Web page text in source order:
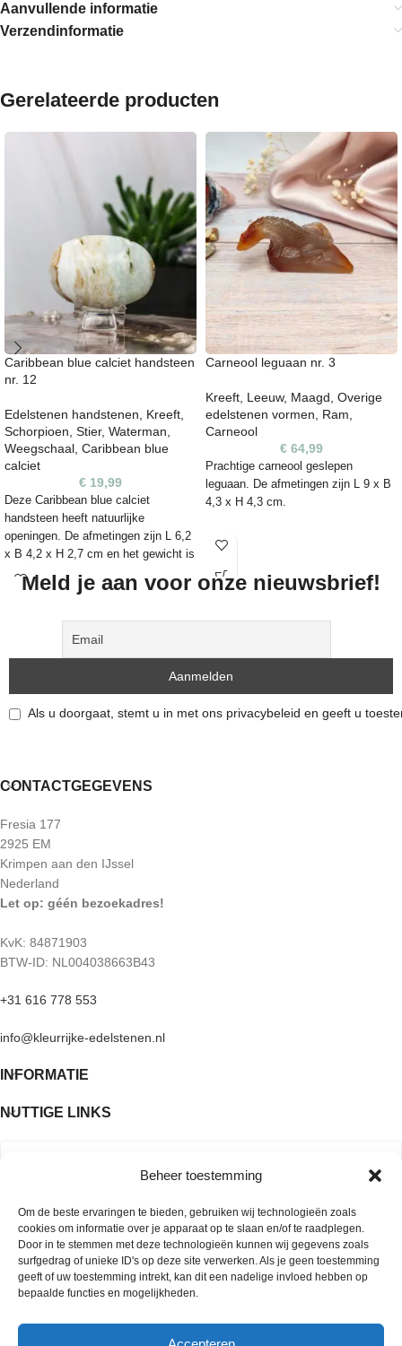
Beheer toestemming
Om de beste ervaringen te bieden, gebruiken wij technologieën zoals
cookies om informatie over je apparaat op te slaan en/of te raadplegen.
Door in te stemmen met deze technologieën kunnen wij gegevens zoals
surfgedrag of unieke ID's op deze site verwerken. Als je geen toestemming
geeft of uw toestemming intrekt, kan dit een nadelige invloed hebben op
bepaalde functies en mogelijkheden.
Aanvullende informatie
Verzendinformatie
Gerelateerde producten
Caribbean blue calciet handsteen
nr. 12
Edelstenen handstenen Kreeft
Schorpioen Stier, Waterman
Weegschaal Caribbean blue
calciet
€ 19,99
Deze Caribbean blue calciet
handsteen heeft natuurlijke
openingen. De afmetingen zijn L 6,2
x B 4,2 x H 2,7 cm en het gewicht is
104 gram. Het houdertje is apart in
de webshop verkrijgbaar.
kleur en kunnen daarom
oneffenheden bevatten. Het is een
egaal. De edelsteen die je op de foto
ziet, is ook de steen die je ontvangt.
Carneool leguaan nr. 3
Kreeft Leeuw, Maagd Overige
edelstenen vormen
Ram
Carneool
€ 64,99
Prachtige carneool geslepen
leguaan. De afmetingen zijn L 9 x B
4,3 x H 4,3 cm.
Elke steen heeft een unieke vorm,
oneffenheden bevatten. Het is een
natuurproduct en zijn niet 100%
Meld je aan voor onze nieuwsbrief!
Als u doorgaat, stemt u in met ons privacybeleid en geeft u
CONTACTGEGEVENS
Fresia 177
2925 EM
Krimpen aan den IJssel
Nederland
Let op: géén bezoekadres!
KvK: 84871903
BTW-ID: NL004038663B43
+31 616 778 553
info@kleurrijke-edelstenen.nl
INFORMATIE
NUTTIGE LINKS